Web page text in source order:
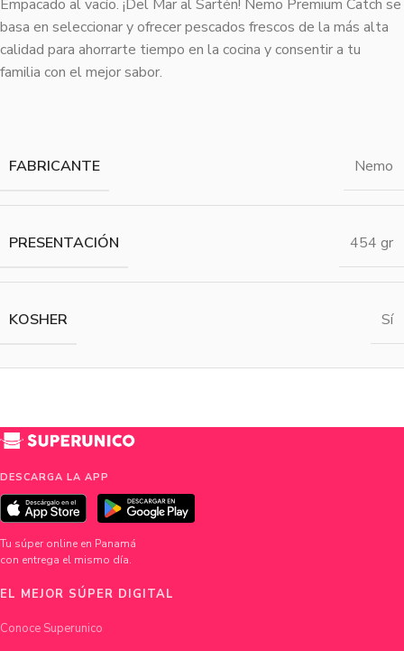
Empacado al vacío. ¡Del Mar al Sartén! Nemo Premium Catch se
basa en seleccionar y ofrecer pescados frescos de la más alta
calidad para ahorrarte tiempo en la cocina y consentir a tu
familia con el mejor sabor.
FABRICANTE Nemo
PRESENTACIÓN 454 gr
KOSHER Sí
DESCARGA LA APP
Tu súper online en Panamá
con entrega el mismo día.
EL MEJOR SÚPER DIGITAL
Conoce Superunico